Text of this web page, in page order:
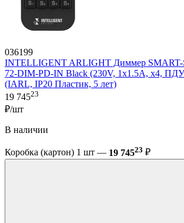
036199
INTELLIGENT ARLIGHT Диммер SMART-
72-DIM-PD-IN Black (230V, 1x1.5A, x4,
(IARL, IP20 Пластик, 5 лет)
19 74523
₽/шт
В наличии
Коробка (картон) 1 шт — 19 74523 ₽